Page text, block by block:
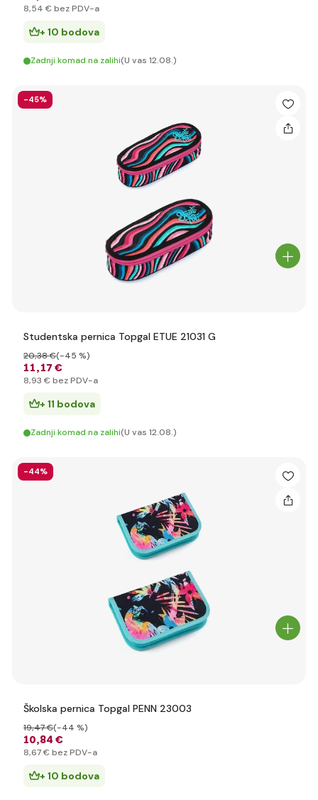
8,54 € bez PDV-a
+ 10 bodova
Zadnji komad na zalihi(U vas 12.08.)
-45%
Studentska pernica Topgal ETUE 21031 G
11,17 €
20,38 €(-45 %)
8,93 € bez PDV-a
+ 11 bodova
Zadnji komad na zalihi(U vas 12.08.)
-44%
Školska pernica Topgal PENN 23003
10,84 €
19,47 €(-44 %)
8,67 € bez PDV-a
+ 10 bodova